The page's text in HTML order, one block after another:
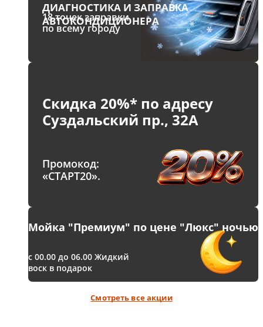
В MAX
ДИАГНОСТИКА И ЗАПРАВКА
АВТОКОНДИЦИОНЕРА
18 точек заправки
по всему городу
Скидка 20%* по адресу
Суздальский пр., 32А
Промокод:
«СТАРТ20».
Мойка "Премиум" по цене "Люкс" ночью
с 00.00 до 06.00 Жидкий
воск в подарок
Смотреть все акции